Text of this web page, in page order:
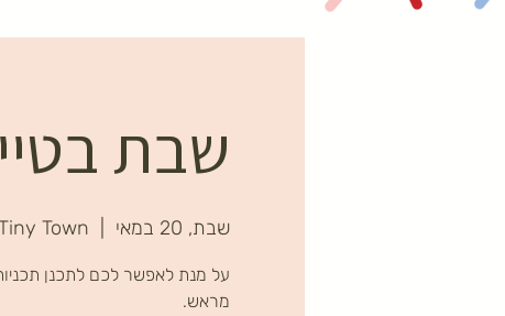
שבת
שבת, 20 במאי Town
על מנת לאפשר לכם לתכנן